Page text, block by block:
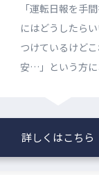
「運転日報を手
にはどうしたら
つけているけど
安…」という方に
詳しくはこちら